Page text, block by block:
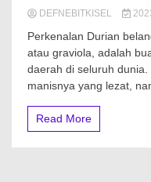
DEFNEBITKISEL
Perkenalan Durian
atau graviola, adalah
daerah di seluruh
manisnya yang lezat,
Read More